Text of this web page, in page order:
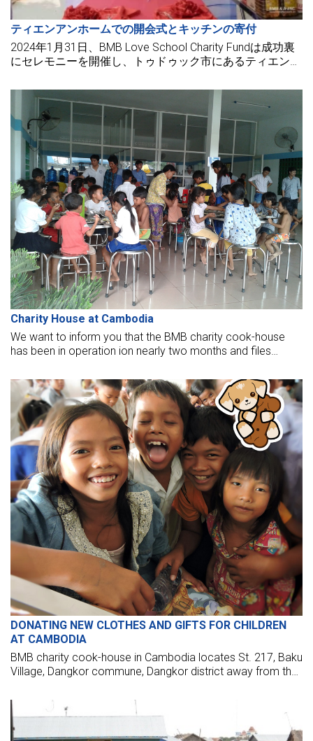
ティエンアンホームでの開会式とキッチンの寄付
2024年1月31日、BMB Love School Charity Fundは成功裏
にセレモニーを開催し、トゥドゥック市にあるティエン・
Charity House at Cambodia
We want to inform you that the BMB charity cook-house
has been in operation ion nearly two months and files
DONATING NEW CLOTHES AND GIFTS FOR CHILDREN
AT CAMBODIA
BMB charity cook-house in Cambodia locates St. 217, Baku
Village, Dangkor commune, Dangkor district away from the